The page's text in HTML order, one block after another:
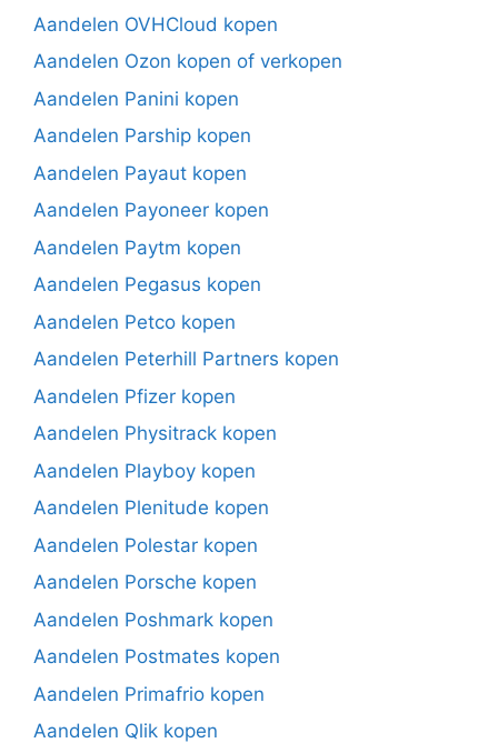
Aandelen OVHCloud kopen
Aandelen Ozon kopen of verkopen
Aandelen Panini kopen
Aandelen Parship kopen
Aandelen Payaut kopen
Aandelen Payoneer kopen
Aandelen Paytm kopen
Aandelen Pegasus kopen
Aandelen Petco kopen
Aandelen Peterhill Partners kopen
Aandelen Pfizer kopen
Aandelen Physitrack kopen
Aandelen Playboy kopen
Aandelen Plenitude kopen
Aandelen Polestar kopen
Aandelen Porsche kopen
Aandelen Poshmark kopen
Aandelen Postmates kopen
Aandelen Primafrio kopen
Aandelen Qlik kopen